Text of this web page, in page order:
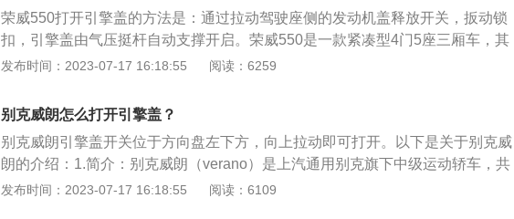
荣威550打开引擎盖的方法是：通过拉动驾驶座侧的发动机盖释放开关，扳动锁
扣，引擎盖由气压挺杆自动支撑开启。荣威550是一款紧凑型4门5座三厢车，其
车身尺寸是：长4648毫米、宽1827毫米、高1483毫米，轴距为2705毫米。荣威
0转，最大扭矩是170牛米，最大扭矩转速是每分钟4800转，其前悬架使用了麦弗
逊式独立悬架，后悬架使用了多连杆式独立悬架。
发布时间：2023-07-17 16:18:55 阅读：6259
别克威朗怎么打开引擎盖？
别克威朗引擎盖开关位于方向盘左下方，向上拉动即可打开。以下是关于别克威
朗的介绍：1.简介：别克威朗（verano）是上汽通用别克旗下中级运动轿车，共
推出四款车型，提供六种车身颜色和两种内饰颜色。2.动力：提供两套动力系
发布时间：2023-07-17 16:18:55 阅读：6109